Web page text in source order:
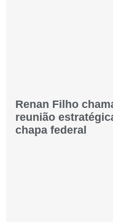
Renan Filho
reunião
chapa federal